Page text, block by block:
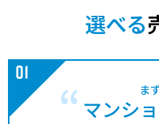
選べる
ま
マンシ